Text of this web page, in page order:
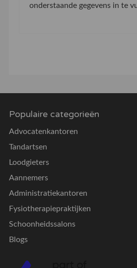
onderstaande gegevens in te
Populaire categorieën
Advocatenkantoren
Tandartsen
Loodgieters
Aannemers
Administratiekantoren
Fysiotherapiepraktijken
Schoonheidssalons
Blogs